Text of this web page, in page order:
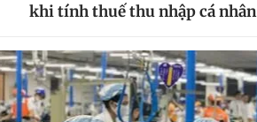
khi tính thuế thu nhập cá nhân